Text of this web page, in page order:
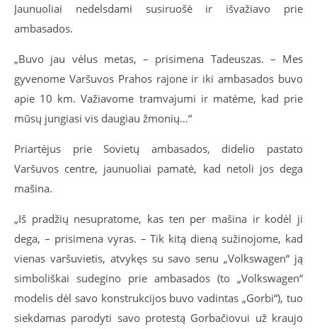
Jaunuoliai nedelsdami susiruošė ir išvažiavo prie
ambasados.
„Buvo jau vėlus metas, – prisimena Tadeuszas. – Mes
gyvenome Varšuvos Prahos rajone ir iki ambasados buvo
apie 10 km. Važiavome tramvajumi ir matėme, kad prie
mūsų jungiasi vis daugiau žmonių…“
Priartėjus prie Sovietų ambasados, didelio pastato
Varšuvos centre, jaunuoliai pamatė, kad netoli jos dega
mašina.
„Iš pradžių nesupratome, kas ten per mašina ir kodėl ji
dega, – prisimena vyras. – Tik kitą dieną sužinojome, kad
vienas varšuvietis, atvykęs su savo senu „Volkswagen“ ją
simboliškai sudegino prie ambasados (to „Volkswagen“
modelis dėl savo konstrukcijos buvo vadintas „Gorbi“), tuo
siekdamas parodyti savo protestą Gorbačiovui už kraujo